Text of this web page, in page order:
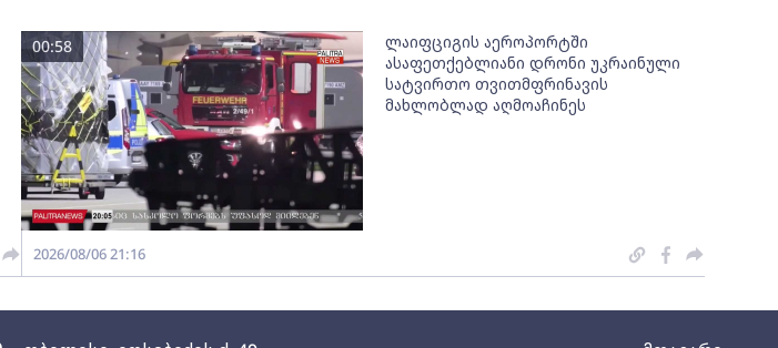
ლაიფციგის აეროპორტში
ასაფეთქებლიანი დრონი უკრაინული
სატვირთო თვითმფრინავის
მახლობლად აღმოაჩინეს
00:58
2026/08/06 21:16